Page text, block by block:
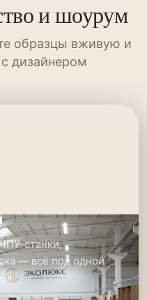
и шоурум
образцы вживую и
дизайнером
станки,
— всё под одной